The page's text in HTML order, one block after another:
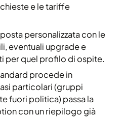
e le tariffe
personalizzata con le
eventuali upgrade e
per quel profilo di ospite.
procede in
particolari (gruppi
fuori politica) passa la
con un riepilogo già